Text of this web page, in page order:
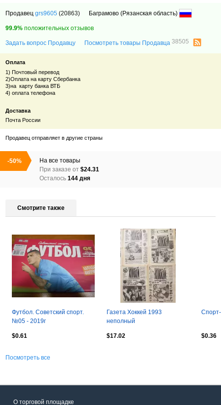
Продавецgrs9605 (20863) Баграмово (Рязанская область)
99.9% положительных отзывов
Задать вопрос Продавцу Посмотреть товары Продавца38505
Оплата
1) Почтовый перевод
2)Оплата на карту Сбербанка
3)на карту банка ВТБ
4) оплата телефона
Доставка
Почта России
Продавец отправляет в другие страны
-50%
На все товары
При заказе от $24.31
Осталось 144 дня
Смотрите также
Футбол. Советский спорт.
№05 - 2019г
$0.61
Газета Хоккей 1993
неполный
$17.02 $0.36
Посмотреть все
О торговой площадке